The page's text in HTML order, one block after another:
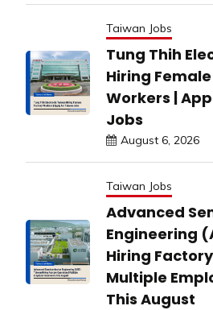
Taiwan Jobs
Tung Thih
Hiring
Workers |
Jobs
August 6, 2026
Taiwan Jobs
Advanced
Engineering
Hiring
Multiple
This August